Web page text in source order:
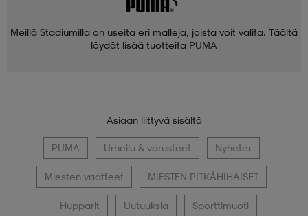
Meillä Stadiumilla on useita eri malleja, joista voit valita. Täältä
löydät lisää tuotteita PUMA
Asiaan liittyvä sisältö
PUMA Urheilu & varusteet Nyheter
Miesten vaatteet MIESTEN PITKÄHIHAISET
Hupparit Uutuuksia Sporttimuoti